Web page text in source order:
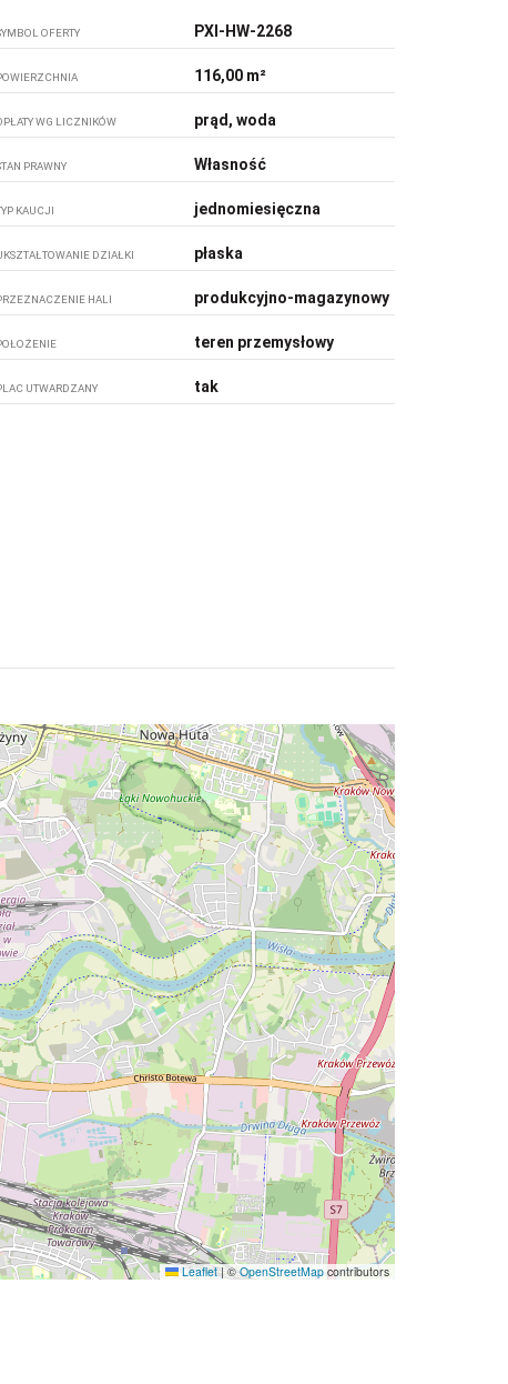
OFERTY PXI-HW-2268
116,00 m²
WG LICZNIKÓW prąd, woda
PRAWNY Własność
KAUCJI jednomiesięczna
DZIAŁKI płaska
HALI produkcyjno-magazynowy
teren przemysłowy
UTWARDZANY tak
Leaflet |©OpenStreetMap contributors